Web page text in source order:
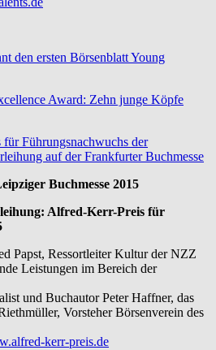
den ersten Börsenblatt Young
Award: Zehn junge Köpfe
Führungsnachwuchs der
auf der Frankfurter Buchmesse
Buchmesse 2015
Alfred-Kerr-Preis für
Papst, Ressortleiter Kultur der NZZ
Leistungen im Bereich der
und Buchautor Peter Haffner, das
Vorsteher Börsenverein des
kerr-preis.de